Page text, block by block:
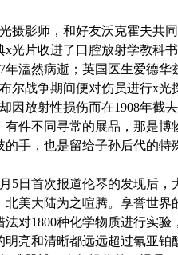
影师，和好友沃克霍夫共
光片收进了口腔放射学教科
溘然病逝；英国医生爱德华
尔战争期间便对伤员进行x光
因放射性损伤而在1908年截
件不同寻常的展品，那是博
手，也是留给子孙后代的特
日首次报道伦琴的发现后，
北美大陆为之喧腾。享誉世界
对1800种化学物质进行实验
亮和清晰都远远超过氰亚铂